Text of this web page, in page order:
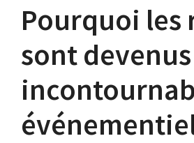
Pourquoi les
sont devenus